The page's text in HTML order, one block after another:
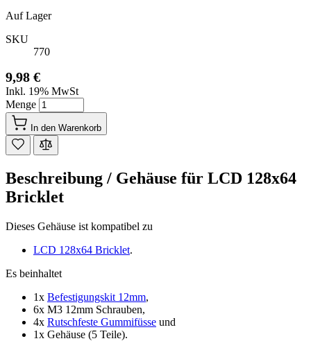
Auf Lager
SKU
770
9,98 €
Inkl. 19% MwSt
Menge
In den Warenkorb
Beschreibung / Gehäuse für LCD 128x64
Bricklet
Dieses Gehäuse ist kompatibel zu
LCD 128x64 Bricklet.
Es beinhaltet
1x Befestigungskit 12mm,
6x M3 12mm Schrauben,
4x Rutschfeste Gummifüsse und
1x Gehäuse (5 Teile).